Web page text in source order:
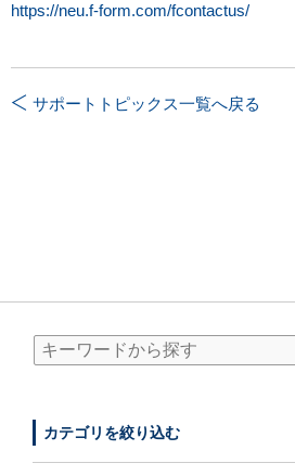
https://neu.f-form.com/fcontactus/
サポートトピックス一覧へ戻る
カテゴリを絞り込む